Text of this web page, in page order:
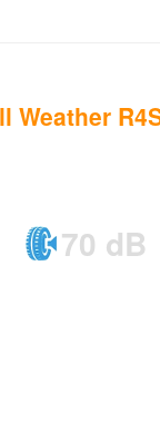
Weather
70 dB